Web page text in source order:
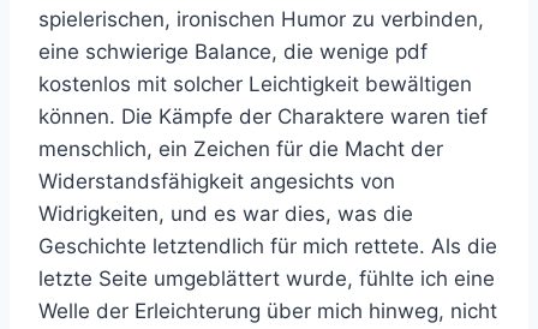
spielerischen, ironischen Humor zu verbinden,
eine schwierige Balance, die wenige pdf
kostenlos mit solcher Leichtigkeit bewältigen
können. Die Kämpfe der Charaktere waren tief
menschlich, ein Zeichen für die Macht der
Widerstandsfähigkeit angesichts von
Widrigkeiten, und es war dies, was die
Geschichte letztendlich für mich rettete. Als die
letzte Seite umgeblättert wurde, fühlte ich eine
Welle der Erleichterung über mich hinweg, nicht